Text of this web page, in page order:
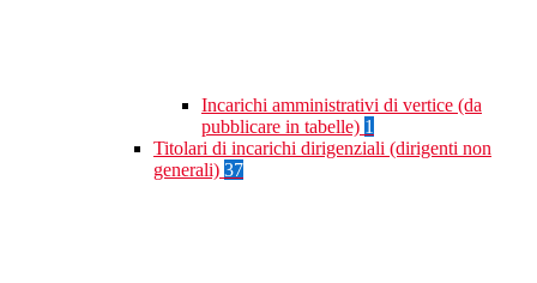
Incarichi amministrativi di vertice (da
pubblicare in tabelle) 1
Titolari di incarichi dirigenziali (dirigenti non
generali) 37